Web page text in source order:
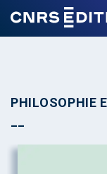
PHILOSOPHIE